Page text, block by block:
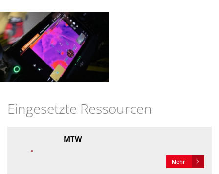
Eingesetzte Ressourcen
MTW
Mehr